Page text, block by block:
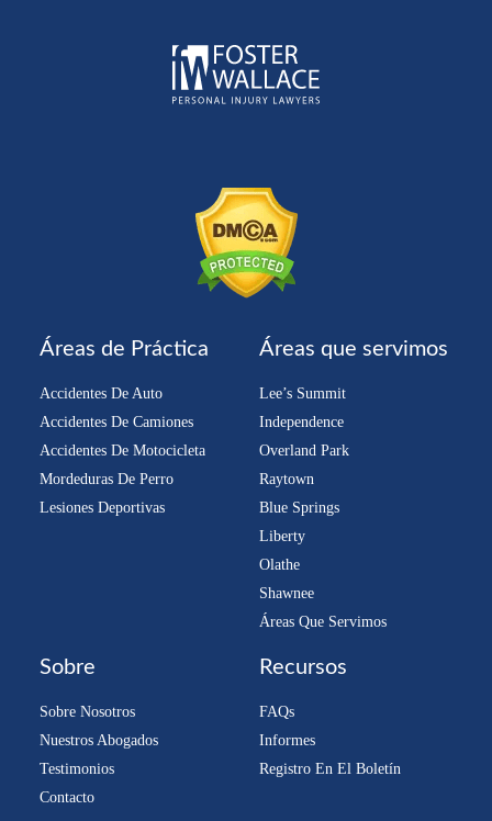
Áreas de Práctica
Accidentes De Auto
Accidentes De Camiones
Accidentes De Motocicleta
Mordeduras De Perro
Lesiones Deportivas
Áreas que servimos
Lee’s Summit
Independence
Overland Park
Raytown
Blue Springs
Liberty
Olathe
Shawnee
Áreas Que Servimos
Sobre
Sobre Nosotros
Nuestros Abogados
Testimonios
Contacto
Recursos
FAQs
Informes
Registro En El Boletín